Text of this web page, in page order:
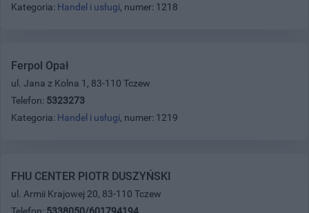
Kategoria: Handel i usługi, numer: 1218
Ferpol Opał
ul. Jana z Kolna 1, 83-110 Tczew
Telefon: 5323273
Kategoria: Handel i usługi, numer: 1219
FHU CENTER PIOTR DUSZYŃSKI
ul. Armii Krajowej 20, 83-110 Tczew